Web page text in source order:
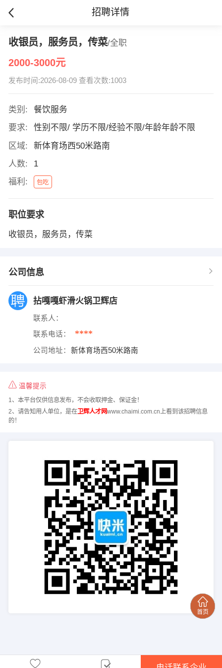
招聘详情
收银员，服务员，传菜/全职
2000-3000元
发布时间:2026-08-09 查看次数:1003
类别:
餐饮服务
要求:
性别不限/ 学历不限/经验不限/年龄年龄不限
区域:
新体育场西50米路南
人数:
1
福利:
包吃
职位要求
收银员，服务员，传菜
公司信息
拈嘎嘎虾滑火锅卫辉店
联系人：
联系电话： ****
公司地址： 新体育场西50米路南
温馨提示
1、本平台仅供信息发布，不会收取押金、保证金！
2、请告知用人单位，是在卫辉人才网www.chaimi.com.cn上看到该招聘信息
的！